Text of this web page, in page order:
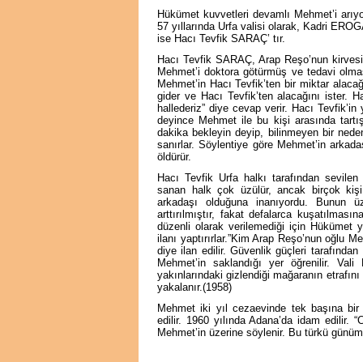
Hükümet kuvvetleri devamlı Mehmet’i
57 yıllarında Urfa valisi olarak, Kadri
ise Hacı Tevfik SARAÇ’ tır.
Hacı Tevfik SARAÇ, Arap Reşo’nun
Mehmet’i doktora götürmüş ve tedavi
Mehmet’in Hacı Tevfik’ten bir miktar
gider ve Hacı Tevfik’ten alacağını ister.
hallederiz” diye cevap verir. Hacı
deyince Mehmet ile bu kişi arasında
dakika bekleyin deyip, bilinmeyen bir
sanırlar. Söylentiye göre Mehmet’in
öldürür.
Hacı Tevfik Urfa halkı tarafından
sanan halk çok üzülür, ancak birçok kişi
arkadaşı olduğuna inanıyordu. Bunun
arttırılmıştır, fakat defalarca
düzenli olarak verilemediği için Hükümet
ilanı yaptırırlar.”Kim Arap Reşo’nun oğlu
diye ilan edilir. Güvenlik güçleri tarafından
Mehmet’in saklandığı yer öğrenilir.
yakınlarındaki gizlendiği mağaranın
yakalanır.(1958)
Mehmet iki yıl cezaevinde tek başına
edilir. 1960 yılında Adana’da idam edilir.
Mehmet’in üzerine söylenir. Bu türkü